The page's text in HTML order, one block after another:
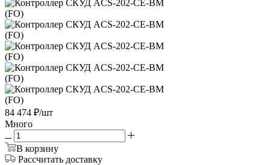
84 474 ₽/шт
Много
В корзину
Рассчитать доставку